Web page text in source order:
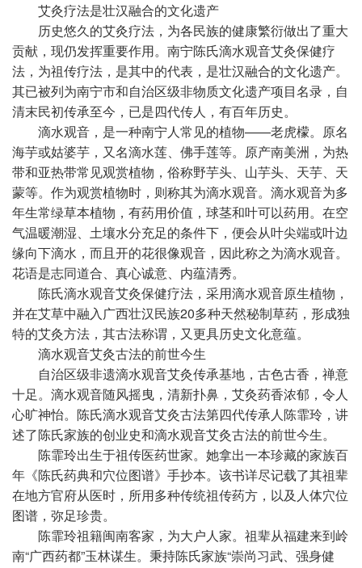
艾灸疗法是壮汉融合的文化遗产
历史悠久的艾灸疗法，为各民族的健康繁衍做出了重大
贡献，现仍发挥重要作用。南宁陈氏滴水观音艾灸保健疗
法，为祖传疗法，是其中的代表，是壮汉融合的文化遗产。
其已被列为南宁市和自治区级非物质文化遗产项目名录，自
清末民初传承至今，已是四代传人，有百年历史。
滴水观音，是一种南宁人常见的植物——老虎檬。原名
海芋或姑婆芋，又名滴水莲、佛手莲等。原产南美洲，为热
带和亚热带常见观赏植物，俗称野芋头、山芋头、天芋、天
蒙等。作为观赏植物时，则称其为滴水观音。滴水观音为多
年生常绿草本植物，有药用价值，球茎和叶可以药用。在空
气温暖潮湿、土壤水分充足的条件下，便会从叶尖端或叶边
缘向下滴水，而且开的花很像观音，因此称之为滴水观音。
花语是志同道合、真心诚意、内蕴清秀。
陈氏滴水观音艾灸保健疗法，采用滴水观音原生植物，
并在艾草中融入广西壮汉民族20多种天然秘制草药，形成独
特的艾灸方法，其古法称谓，又更具历史文化意蕴。
滴水观音艾灸古法的前世今生
自治区级非遗滴水观音艾灸传承基地，古色古香，禅意
十足。滴水观音随风摇曳，清新扑鼻，艾灸药香浓郁，令人
心旷神怡。陈氏滴水观音艾灸古法第四代传承人陈霏玲，讲
述了陈氏家族的创业史和滴水观音艾灸古法的前世今生。
陈霏玲出生于祖传医药世家。她拿出一本珍藏的家族百
年 《陈氏药典和穴位图谱》手抄本。该书详尽记载了其祖辈
在地方官府从医时，所用多种传统祖传药方，以及人体穴位
图谱，弥足珍贵。
陈霏玲祖籍闽南客家，为大户人家。祖辈从福建来到岭
南“广西药都”玉林谋生。秉持陈氏家族“崇尚习武、强身健